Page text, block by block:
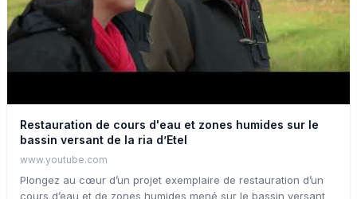
Restauration de cours d'eau et zones humides sur le
bassin versant de la ria d’Etel
www.youtube.com
Plongez au cœur d’un projet exemplaire de restauration d’un
cours d’eau et de zones humides mené sur le bassin versant